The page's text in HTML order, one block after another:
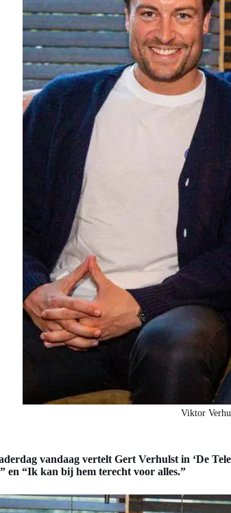
Viktor
vandaag vertelt Gert Verhulst in ‘De
en “Ik kan bij hem terecht voor alles.”